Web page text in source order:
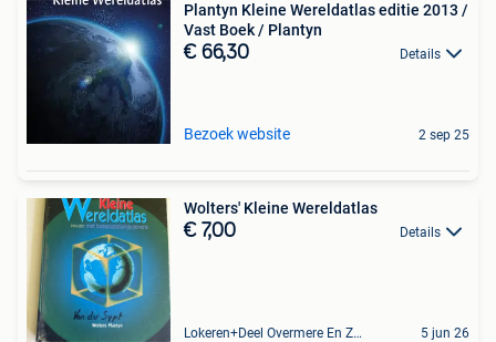
Plantyn Kleine Wereldatlas editie 2013 /
Vast Boek / Plantyn
€ 66,30 Details
Bezoek website 2 sep 25
Wolters' Kleine Wereldatlas
€ 7,00 Details
Lokeren+Deel Overmere En Zele 5 jun 26